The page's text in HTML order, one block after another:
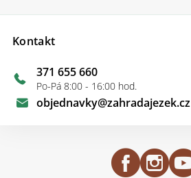
Kontakt
objednavky@zahradajezek.cz
371 655 660
Po-Pá 8:00 - 16:00 hod.